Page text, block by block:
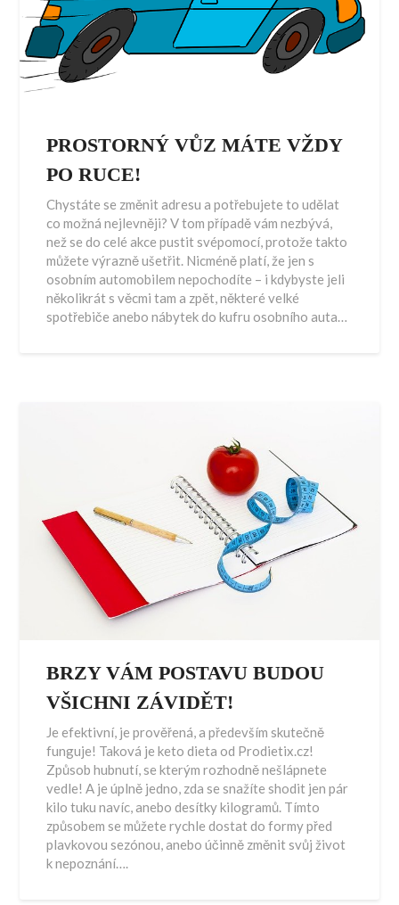
PROSTORNÝ VŮZ MÁTE VŽDY
PO RUCE!
Chystáte se změnit adresu a potřebujete to udělat
co možná nejlevněji? V tom případě vám nezbývá,
než se do celé akce pustit svépomocí, protože takto
můžete výrazně ušetřit. Nicméně platí, že jen s
osobním automobilem nepochodíte – i kdybyste jeli
několikrát s věcmi tam a zpět, některé velké
spotřebiče anebo nábytek do kufru osobního auta…
BRZY VÁM POSTAVU BUDOU
VŠICHNI ZÁVIDĚT!
Je efektivní, je prověřená, a především skutečně
funguje! Taková je keto dieta od Prodietix.cz!
Způsob hubnutí, se kterým rozhodně nešlápnete
vedle! A je úplně jedno, zda se snažíte shodit jen pár
kilo tuku navíc, anebo desítky kilogramů. Tímto
způsobem se můžete rychle dostat do formy před
plavkovou sezónou, anebo účinně změnit svůj život
k nepoznání….